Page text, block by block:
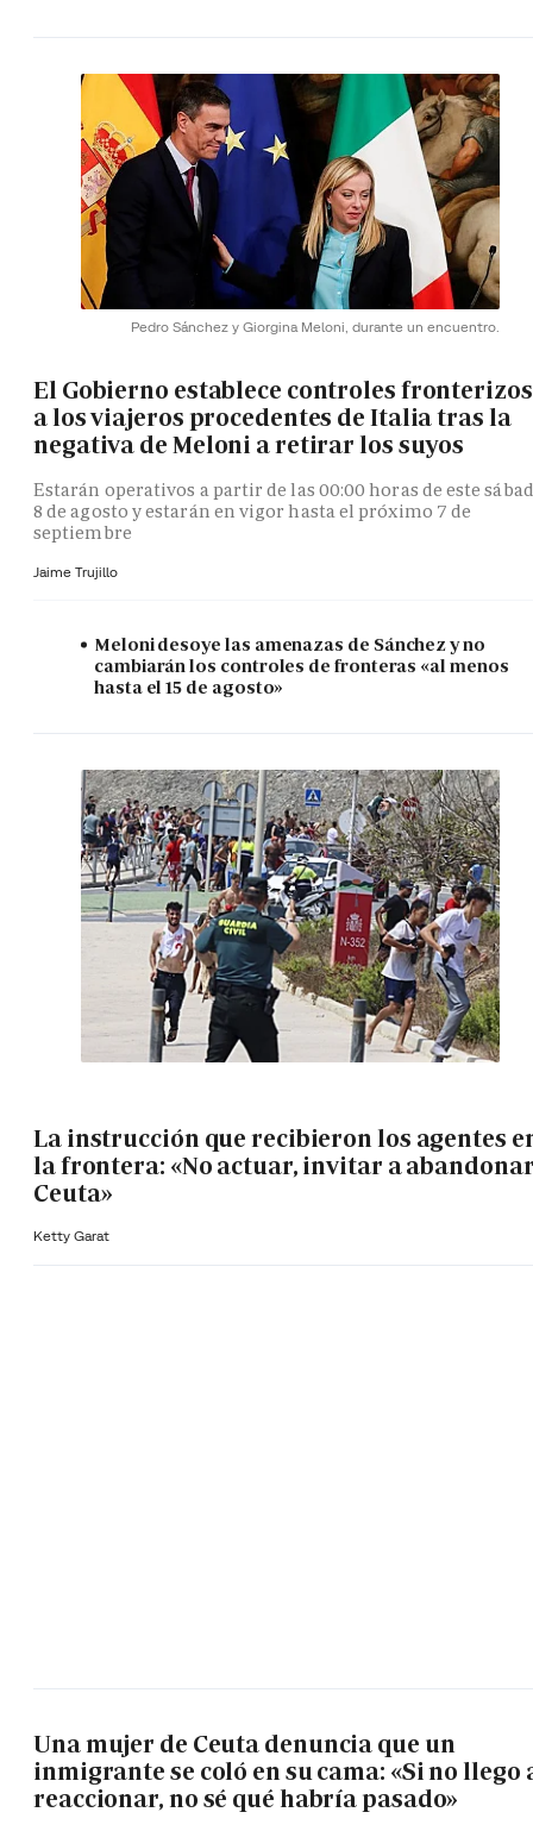
Pedro Sánchez y Giorgina Meloni, durante un encuentro.
El Gobierno establece controles fronterizos
a los viajeros procedentes de Italia tras la
negativa de Meloni a retirar los suyos
Estarán operativos a partir de las 00:00 horas de este
8 de agosto y estarán en vigor hasta el próximo 7 de
septiembre
Jaime Trujillo
Meloni desoye las amenazas de Sánchez y no
cambiarán los controles de fronteras «al menos
hasta el 15 de agosto»
La instrucción que recibieron los agentes
la frontera: «No actuar, invitar a
Ceuta»
Ketty Garat
Una mujer de Ceuta denuncia que un
inmigrante se coló en su cama: «Si no llego
reaccionar, no sé qué habría pasado»